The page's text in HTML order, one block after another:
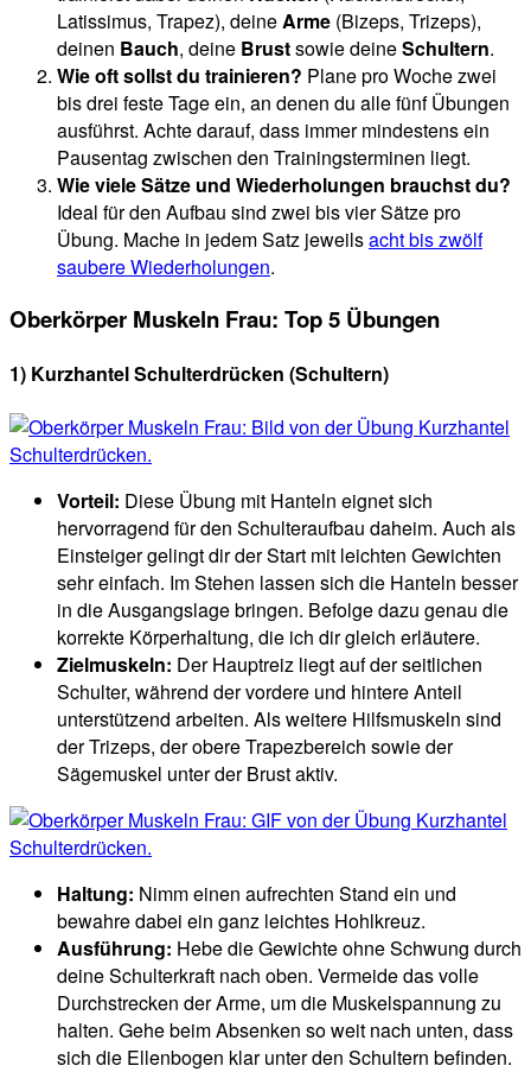
Latissimus, Trapez), deineArme (Bizeps, Trizeps),
deinen Bauch, deine Brustsowie deineSchultern.
Wie oft sollst du trainieren? Plane pro Woche zwei
bis drei feste Tage ein, an denen du alle fünf Übungen
ausführst. Achte darauf, dass immer mindestens ein
Pausentag zwischen den Trainingsterminen liegt.
Wie viele Sätze und Wiederholungen brauchst du?
Ideal für den Aufbau sind zwei bis vier Sätze pro
Übung. Mache in jedem Satz jeweilsacht bis zwölf
saubere Wiederholungen.
Oberkörper Muskeln Frau: Top 5 Übungen
1) Kurzhantel Schulterdrücken (Schultern)
Vorteil: Diese Übung mit Hanteln eignet sich
hervorragend für den Schulteraufbau daheim. Auch als
Einsteiger gelingt dir der Start mit leichten Gewichten
sehr einfach. Im Stehen lassen sich die Hanteln besser
in die Ausgangslage bringen. Befolge dazu genau die
korrekte Körperhaltung, die ich dir gleich erläutere.
Zielmuskeln: Der Hauptreiz liegt auf der seitlichen
Schulter, während der vordere und hintere Anteil
unterstützend arbeiten. Als weitere Hilfsmuskeln sind
der Trizeps, der obere Trapezbereich sowie der
Sägemuskel unter der Brust aktiv.
Haltung: Nimm einen aufrechten Stand ein und
bewahre dabei ein ganz leichtes Hohlkreuz.
Ausführung: Hebe die Gewichte ohne Schwung durch
deine Schulterkraft nach oben. Vermeide das volle
Durchstrecken der Arme, um die Muskelspannung zu
halten. Gehe beim Absenken so weit nach unten, dass
sich die Ellenbogen klar unter den Schultern befinden.